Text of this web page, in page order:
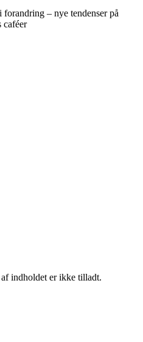
– nye tendenser på
caféer
indholdet er ikke tilladt.